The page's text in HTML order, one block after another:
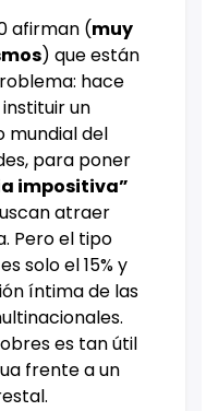
afirman (muy
) que están
hace
un
mundial del
para poner
impositiva”
atraer
Pero el tipo
solo el 15% y
íntima de las
es tan útil
frente a un